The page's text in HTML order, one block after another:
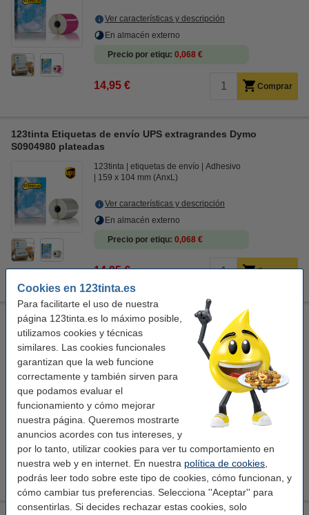
Cookies en 123tinta.es
Para facilitarte el uso de nuestra
página 123tinta.es lo máximo posible,
utilizamos cookies y técnicas
similares. Las cookies funcionales
garantizan que la web funcione
correctamente y también sirven para
que podamos evaluar el
funcionamiento y cómo mejorar
nuestra página. Queremos mostrarte
anuncios acordes con tus intereses, y
por lo tanto, utilizar cookies para ver tu comportamiento en
nuestra web y en internet. En nuestra política de cookies
podrás leer todo sobre este tipo de cookies, cómo funcionan, y
cómo cambiar tus preferencias. Selecciona ''Aceptar'' para
consentirlas. Si decides rechazar estas cookies, solo
Ver características y descripción
En almacén externo
Precio por etiqu 0,068 €
14,95 € Comprar
123tinta Etiquetas de envío UPS extragrandes Dymo
S0904980 plateadas
123tinta etiquetas de envío
Adhesivo
159 x 104 mm (AnxL)
Ver características y descripción
En almacén externo
Precio por etiqu 0,068 €
14,95 € Comprar
123tinta Etiquetas de envío extragrandes de UPS Dymo
S0904980
123tinta etiquetas de envío
Adhesivo
159 x 104 mm (AnxL)
Ver características y descripción
En stock
¡Recíbelo en 24 horas!
Precio por etiqu
0,068 €
14,95 € Comprar